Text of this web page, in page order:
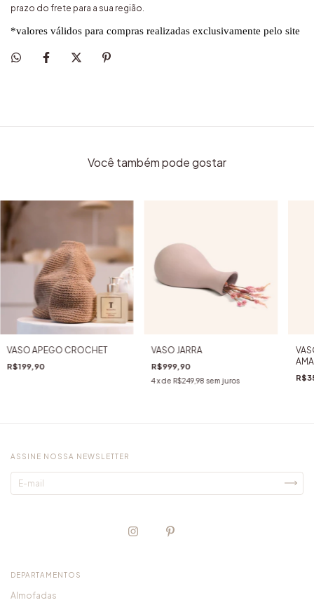
prazo do frete para a sua região.
*valores válidos para compras realizadas exclusivamente pelo site
Você também pode gostar
VASO APEGO CROCHET
R$199,90
VASO JARRA
R$999,90
4x de R$249,98 sem juros
ASSINE NOSSA NEWSLETTER
DEPARTAMENTOS
Almofadas